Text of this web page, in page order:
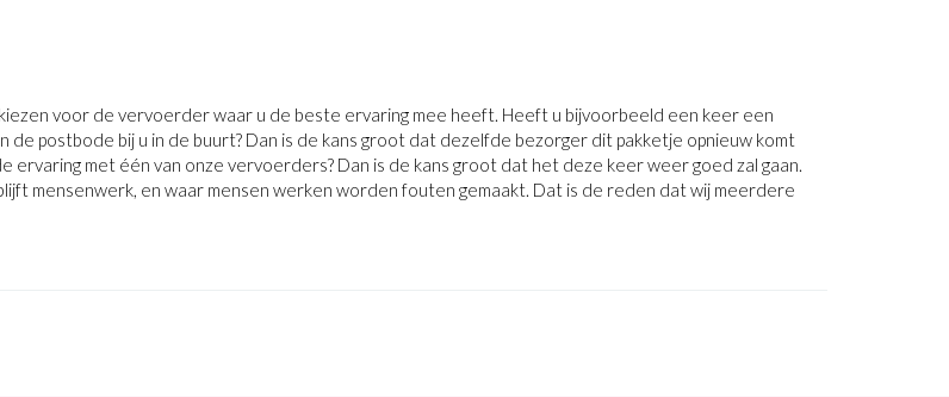
voor de vervoerder waar u de beste ervaring mee heeft. Heeft u bijvoorbeeld een keer een
postbode bij u in de buurt? Dan is de kans groot dat dezelfde bezorger dit pakketje opnieuw komt
met één van onze vervoerders? Dan is de kans groot dat het deze keer weer goed zal gaan.
mensenwerk, en waar mensen werken worden fouten gemaakt. Dat is de reden dat wij meerdere